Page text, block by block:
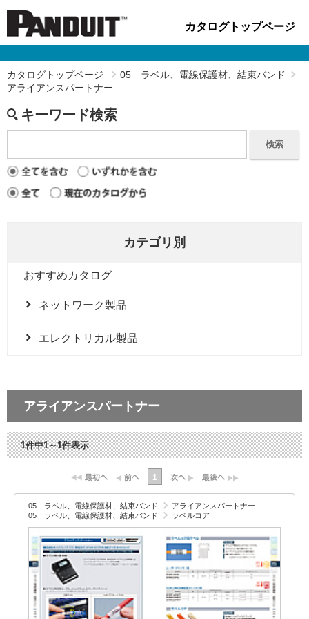
カタログトップページ
アライアンスパートナー
1件中1～1件表示
1
05 ラベル、電線保護材、結束バンド
アライアンスパートナー
05 ラベル、電線保護材、結束バンド
ラベルコア
カタログトップページ
05 ラベル、電線保護材、結束バンド
アライアンスパートナー
キーワード検索
検索
カテゴリ別
おすすめカタログ
ネットワーク製品
エレクトリカル製品